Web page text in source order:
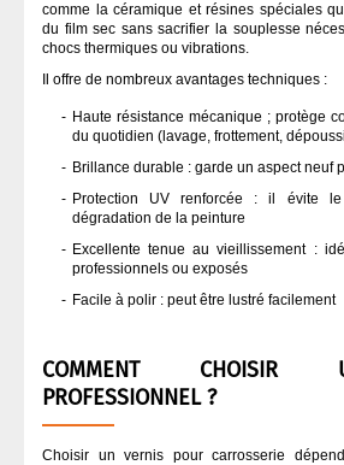
comme la céramique et résines spéciales
du film sec sans sacrifier la souplesse
chocs thermiques ou vibrations.
Il offre de nombreux avantages techniques :
Haute résistance mécanique ; protège
du quotidien (lavage, frottement,
Brillance durable : garde un aspect neuf
Protection UV renforcée : il évite
dégradation de la peinture
Excellente tenue au vieillissement :
professionnels ou exposés
Facile à polir : peut être lustré facilement
COMMENT CHOISIR
PROFESSIONNEL ?
Choisir un vernis pour carrosserie